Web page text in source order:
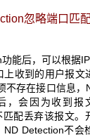
忽略端口匹
能后，可以根据
上收到的用户报文
不存在接口信息，
，会因为收到报
配丢弃该报文。
ND Detection不会